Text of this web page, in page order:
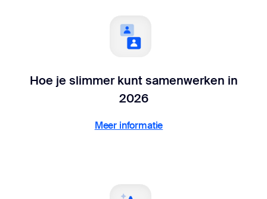
Hoe je slimmer kunt samenwerken in
2026
Meer informatie